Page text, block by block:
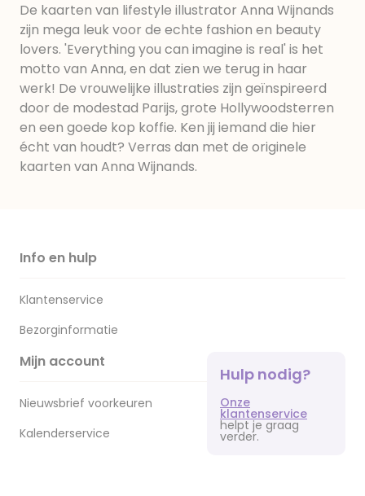
De kaarten van lifestyle illustrator Anna Wijnands
zijn mega leuk voor de echte fashion en beauty
lovers. 'Everything you can imagine is real' is het
motto van Anna, en dat zien we terug in haar
werk! De vrouwelijke illustraties zijn geïnspireerd
door de modestad Parijs, grote Hollywoodsterren
en een goede kop koffie. Ken jij iemand die hier
écht van houdt? Verras dan met de originele
kaarten van Anna Wijnands.
Info en hulp
Klantenservice
Bezorginformatie
Mijn account
Nieuwsbrief voorkeuren
Kalenderservice
Hulp nodig?
Onze
klantenservice
helpt je graag
verder.